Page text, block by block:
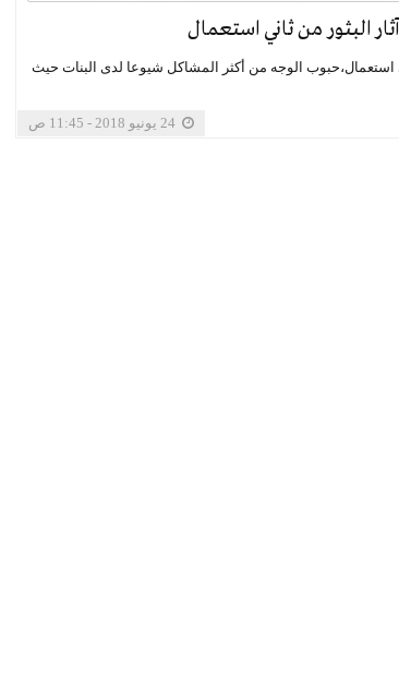
البثور من ثاني استعمال
الوجه من أكثر المشاكل شيوعا لدى البنات حيث
24 يونيو 2018 - 11:45 ص